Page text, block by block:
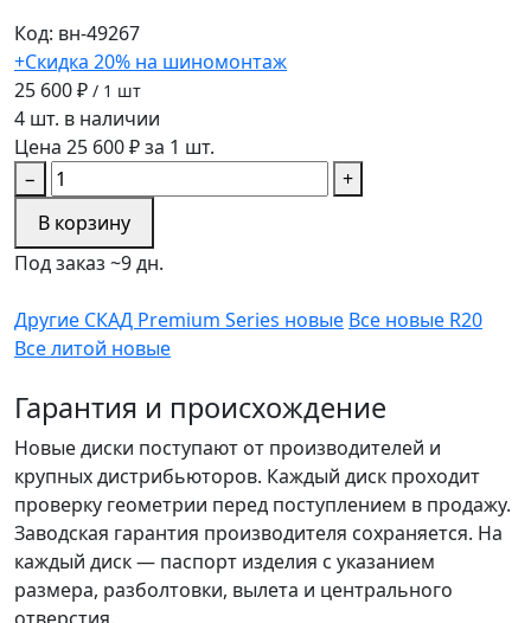
Код: вн-49267
+Скидка 20% на шиномонтаж
25 600 ₽ / 1 шт
4 шт. в наличии
Цена 25 600 ₽ за 1 шт.
−
+
В корзину
Под заказ ~9 дн.
Другие СКАД Premium Series новые Все новые R20
Все литой новые
Гарантия и происхождение
Новые диски поступают от производителей и
крупных дистрибьюторов. Каждый диск проходит
проверку геометрии перед поступлением в продажу.
Заводская гарантия производителя сохраняется. На
каждый диск — паспорт изделия с указанием
размера, разболтовки, вылета и центрального
отверстия.